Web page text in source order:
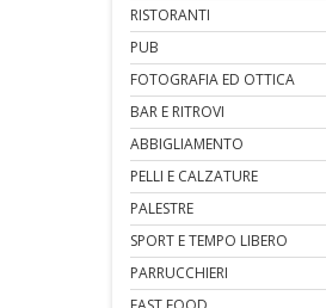
RISTORANTI
PUB
FOTOGRAFIA ED OTTICA
BAR E RITROVI
ABBIGLIAMENTO
PELLI E CALZATURE
PALESTRE
SPORT E TEMPO LIBERO
PARRUCCHIERI